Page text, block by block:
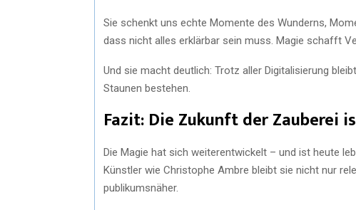
Sie schenkt uns echte Momente des Wunderns,
dass nicht alles erklärbar sein muss. Magie schafft
Und sie macht deutlich: Trotz aller Digitalisierung
Staunen bestehen.
Fazit: Die Zukunft der Zauberei
Die Magie hat sich weiterentwickelt – und ist heute
Künstler wie Christophe Ambre bleibt sie nicht nur
publikumsnäher.